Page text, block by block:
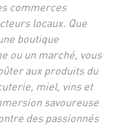
commerces
locaux. Que
boutique
ou un marché, vous
aux produits du
miel, vins et
savoureuse
des passionnés